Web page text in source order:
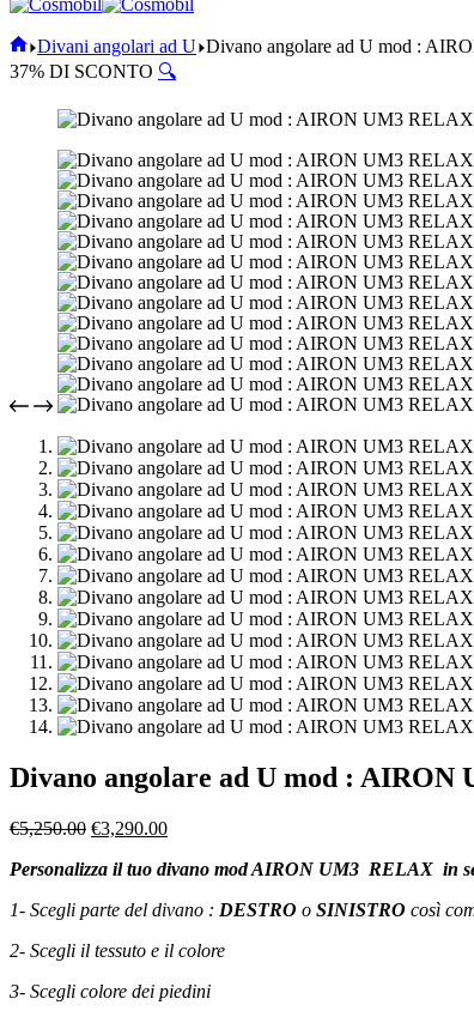
Home
Divani angolari ad U Divano angolare ad U mod :
37% DI SCONTO 🔍
Divano angolare ad U mod : AIRON
€5,250.00 Il
originale
€5,250.00.
€3,290.00Il
attuale
€3,290.00.
Personalizza il tuo divano mod AIRON UM3 RELAX in
1- Scegli parte del divano : DESTRO o SINISTRO così
2- Scegli il tessuto e il colore
3- Scegli colore dei piedini